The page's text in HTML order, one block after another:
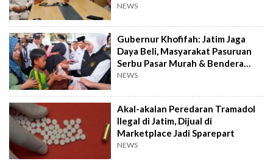
NEWS
Gubernur Khofifah: Jatim Jaga
Daya Beli, Masyarakat Pasuruan
Serbu Pasar Murah & Bendera
Merah Putih
NEWS
Akal-akalan Peredaran Tramadol
Ilegal di Jatim, Dijual di
Marketplace Jadi Sparepart
NEWS